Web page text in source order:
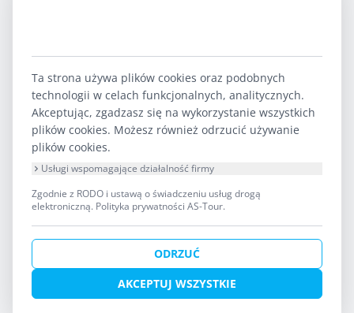
+48 608 319 014
e-mail:iza@splywy.pl
Iza obsługuje szlak Krutyni, szlak Pisy, spływy indywidualne, spływy
dla szkół i kolonii.
Agnieszka
+48 600 092 252
e-mail:agnieszka@splywy.pl
Agnieszka obsługuje szlaki Suwalszczyzny - Czarna Hańcza,
Wpis do rejestru Organizatorów i Pośredników Turystycznych
Ta strona używa plików cookies oraz podobnych
technologii w celach funkcjonalnych, analitycznych.
Akceptując, zgadzasz się na wykorzystanie wszystkich
plików cookies. Możesz również odrzucić używanie
plików cookies.
Usługi wspomagające działalność firmy
Zgodnie z RODO i ustawą o świadczeniu usług drogą
elektroniczną. Polityka prywatności AS-Tour.
ODRZUĆ
AKCEPTUJ WSZYSTKIE